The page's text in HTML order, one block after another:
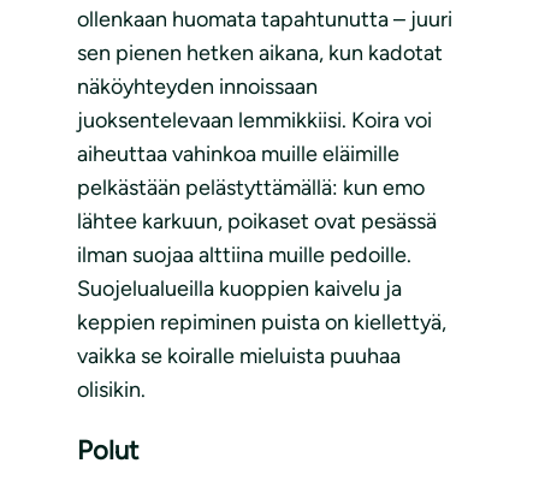
ollenkaan huomata tapahtunutta – juuri
sen pienen hetken aikana, kun kadotat
näköyhteyden innoissaan
juoksentelevaan lemmikkiisi. Koira voi
aiheuttaa vahinkoa muille eläimille
pelkästään pelästyttämällä: kun emo
lähtee karkuun, poikaset ovat pesässä
ilman suojaa alttiina muille pedoille.
Suojelualueilla kuoppien kaivelu ja
keppien repiminen puista on kiellettyä,
vaikka se koiralle mieluista puuhaa
olisikin.
Polut